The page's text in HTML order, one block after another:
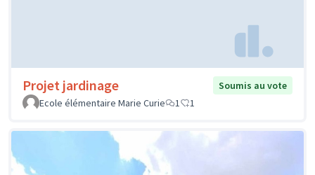
Projet jardinage
Soumis au vote
Ecole élémentaire Marie Curie
1 1